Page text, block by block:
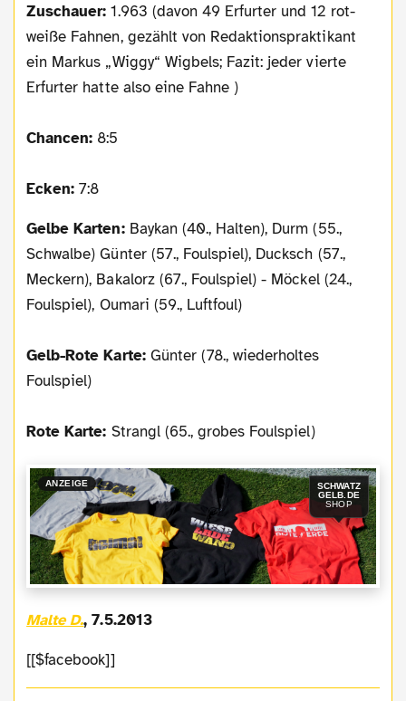
Zuschauer: 1.963 (davon 49 Erfurter und 12 rot-
weiße Fahnen, gezählt von Redaktionspraktikant
ein Markus „Wiggy“ Wigbels; Fazit: jeder vierte
Erfurter hatte also eine Fahne )
Chancen: 8:5
Ecken: 7:8
Gelbe Karten:Baykan (40., Halten), Durm (55.,
Schwalbe) Günter (57., Foulspiel), Ducksch (57.,
Meckern), Bakalorz (67., Foulspiel) - Möckel (24.,
Foulspiel), Oumari (59., Luftfoul)
Gelb-Rote Karte:Günter (78., wiederholtes
Foulspiel)
Rote Karte: Strangl (65., grobes Foulspiel)
ANZEIGE
SCHWATZ
GELB.DE
SHOP
Malte D., 7.5.2013
[[$facebook]]